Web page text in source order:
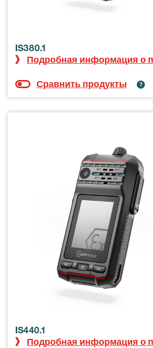
IS380.1
Подробная информация о
IS440.1
Подробная информация о